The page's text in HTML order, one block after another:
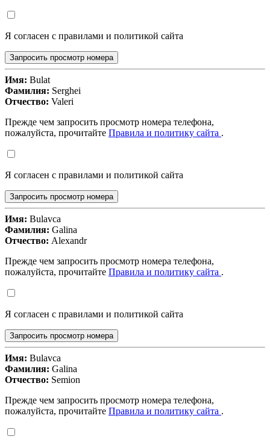
Я согласен с правилами и политикой сайта
Запросить просмотр номера
Имя: Bulat
Фамилия: Serghei
Отчество: Valeri
Прежде чем запросить просмотр номера телефона,
пожалуйста, прочитайте Правила и политику сайта .
Я согласен с правилами и политикой сайта
Запросить просмотр номера
Имя: Bulavca
Фамилия: Galina
Отчество: Alexandr
Прежде чем запросить просмотр номера телефона,
пожалуйста, прочитайте Правила и политику сайта .
Я согласен с правилами и политикой сайта
Запросить просмотр номера
Имя: Bulavca
Фамилия: Galina
Отчество: Semion
Прежде чем запросить просмотр номера телефона,
пожалуйста, прочитайте Правила и политику сайта .